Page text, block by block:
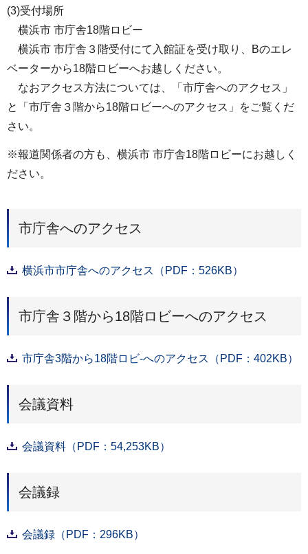
(3)受付場所
横浜市 市庁舎18階ロビー
横浜市 市庁舎３階受付にて入館証を受け取り、Bのエレ
ベーターから18階ロビーへお越しください。
なおアクセス方法については、「市庁舎へのアクセス」
と「市庁舎３階から18階ロビーへのアクセス」をご覧くだ
さい。
※報道関係者の方も、横浜市 市庁舎18階ロビーにお越しく
ださい。
市庁舎へのアクセス
横浜市市庁舎へのアクセス（PDF：526KB）
市庁舎３階から18階ロビーへのアクセス
市庁舎3階から18階ロビ-へのアクセス（PDF：402KB）
会議資料
会議資料（PDF：54,253KB）
会議録
会議録（PDF：296KB）